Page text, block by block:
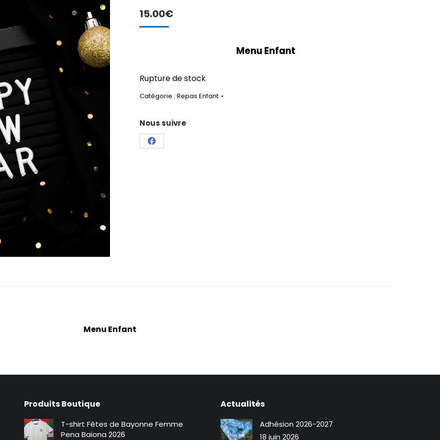
15.00€
Menu Enfant
Rupture de stock
Catégorie : Repas Enfant
Nous suivre
Partager
Menu Enfant
Produits Boutique
T-shirt Fêtes de Bayonne Femme
Pena Baiona 2026
Actualités
Adhésion 2026-2027
18 juin 2026